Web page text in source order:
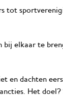
tot
elkaar te
en dachten
Het